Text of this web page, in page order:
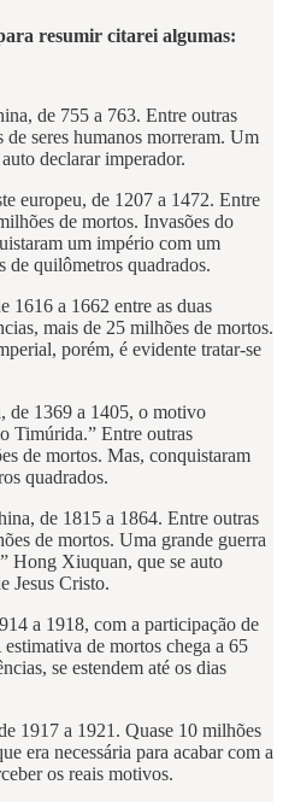
resumir citarei algumas:
de 755 a 763. Entre outras
de seres humanos morreram. Um
declarar imperador.
europeu, de 1207 a 1472. Entre
de mortos. Invasões do
um império com um
de quilômetros quadrados.
1616 a 1662 entre as duas
mais de 25 milhões de mortos.
porém, é evidente tratar-se
de 1369 a 1405, o motivo
Timúrida.” Entre outras
de mortos. Mas, conquistaram
quadrados.
de 1815 a 1864. Entre outras
de mortos. Uma grande guerra
Hong Xiuquan, que se auto
Jesus Cristo.
a 1918, com a participação de
de mortos chega a 65
se estendem até os dias
1917 a 1921. Quase 10 milhões
era necessária para acabar com a
os reais motivos.